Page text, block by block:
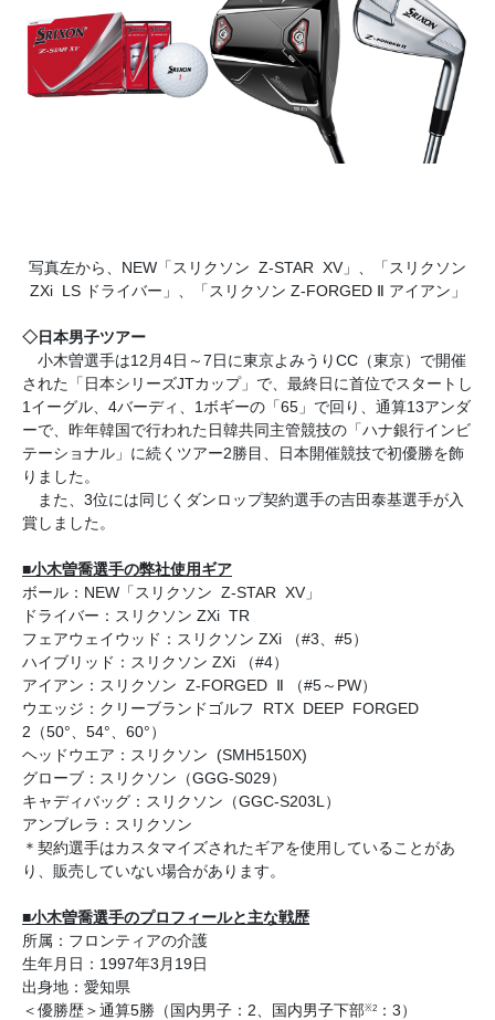
写真左から、NEW「スリクソン Z-STAR XV」、「スリクソン
ZXi LS ドライバー」、「スリクソン Z-FORGED Ⅱ アイアン」
◇日本男子ツアー
小木曽選手は12月4日～7日に東京よみうりCC（東京）で開催
された「日本シリーズJTカップ」で、最終日に首位でスタートし
1イーグル、4バーディ、1ボギーの「65」で回り、通算13アンダ
ーで、昨年韓国で行われた日韓共同主管競技の「ハナ銀行インビ
テーショナル」に続くツアー2勝目、日本開催競技で初優勝を飾
りました。
また、3位には同じくダンロップ契約選手の吉田泰基選手が入
賞しました。
■小木曽喬選手の弊社使用ギア
ボール：NEW「スリクソン Z-STAR XV」
ドライバー：スリクソン ZXi TR
フェアウェイウッド：スリクソン ZXi （#3、#5）
ハイブリッド：スリクソン ZXi （#4）
アイアン：スリクソン Z-FORGED Ⅱ （#5～PW）
ウエッジ：クリーブランドゴルフ RTX DEEP FORGED
2（50°、54°、60°）
ヘッドウエア：スリクソン (SMH5150X)
グローブ：スリクソン（GGG-S029）
キャディバッグ：スリクソン（GGC-S203L）
アンブレラ：スリクソン
＊契約選手はカスタマイズされたギアを使用していることがあ
り、販売していない場合があります。
■小木曽喬選手のプロフィールと主な戦歴
所属：フロンティアの介護
生年月日：1997年3月19日
出身地：愛知県
＜優勝歴＞通算5勝（国内男子：2、国内男子下部※2
：3）